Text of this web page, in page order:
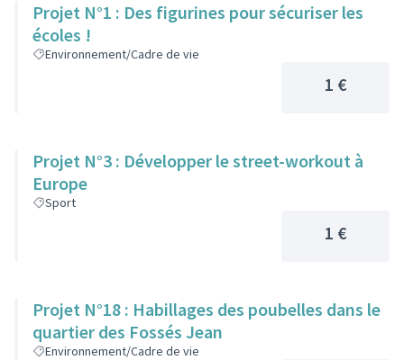
Projet N°1 : Des figurines pour sécuriser les
écoles !
Environnement/Cadre de vie
1 €
Projet N°3 : Développer le street-workout à
Europe
Sport
1 €
Projet N°18 : Habillages des poubelles dans le
quartier des Fossés Jean
Environnement/Cadre de vie